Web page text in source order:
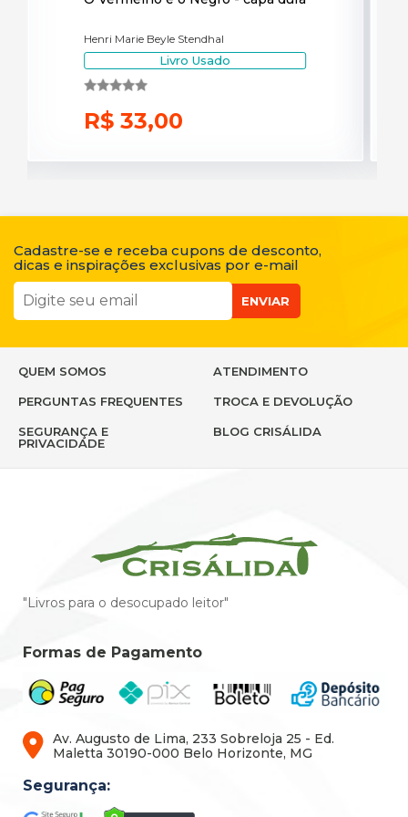
Henri Marie Beyle Stendhal
Livro Usado
R$ 33,00
Cadastre-se e receba cupons de desconto,
dicas e inspirações exclusivas por e-mail
ENVIAR
QUEM SOMOS ATENDIMENTO
PERGUNTAS FREQUENTES TROCA E DEVOLUÇÃO
SEGURANÇA E
PRIVACIDADE
BLOG CRISÁLIDA
"Livros para o desocupado leitor"
Formas de Pagamento
Av. Augusto de Lima, 233 Sobreloja 25 - Ed.
Maletta 30190-000 Belo Horizonte, MG
Segurança: